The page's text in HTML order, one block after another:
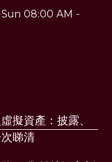
08:00 AM -
擬資產：披露、
睇清